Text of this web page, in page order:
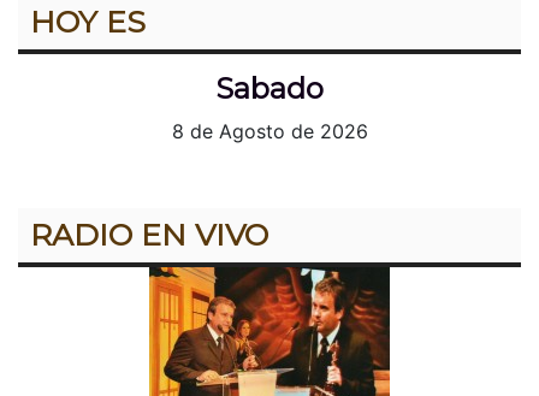
HOY ES
Sabado
8 de Agosto de 2026
RADIO EN VIVO